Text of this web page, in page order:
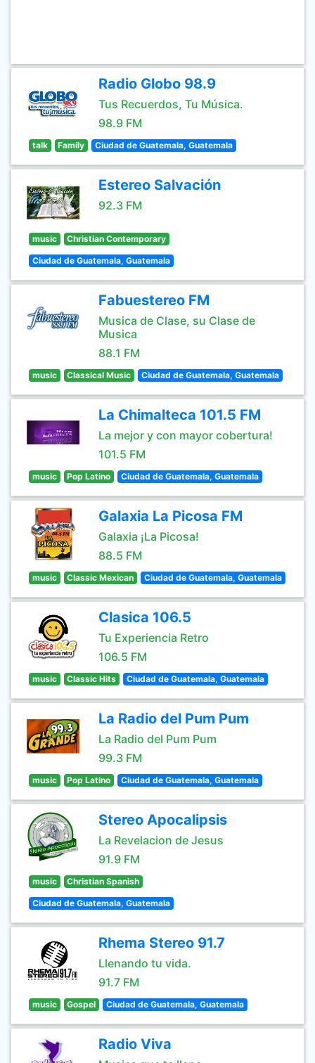
Radio Globo 98.9
Tus Recuerdos, Tu Música.
98.9 FM
talk Family Ciudad de Guatemala, Guatemala
Estereo Salvación
92.3 FM
music Christian Contemporary
Ciudad de Guatemala, Guatemala
Fabuestereo FM
Musica de Clase, su Clase de
Musica
88.1 FM
music Classical Music Ciudad de Guatemala, Guatemala
La Chimalteca 101.5 FM
La mejor y con mayor cobertura!
101.5 FM
music Pop Latino Ciudad de Guatemala, Guatemala
Galaxia La Picosa FM
Galaxia ¡La Picosa!
88.5 FM
music Classic Mexican Ciudad de Guatemala, Guatemala
Clasica 106.5
Tu Experiencia Retro
106.5 FM
music Classic Hits Ciudad de Guatemala, Guatemala
La Radio del Pum Pum
La Radio del Pum Pum
99.3 FM
music Pop Latino Ciudad de Guatemala, Guatemala
Stereo Apocalipsis
La Revelacion de Jesus
91.9 FM
music Christian Spanish
Ciudad de Guatemala, Guatemala
Rhema Stereo 91.7
Llenando tu vida.
91.7 FM
music Gospel Ciudad de Guatemala, Guatemala
Radio Viva